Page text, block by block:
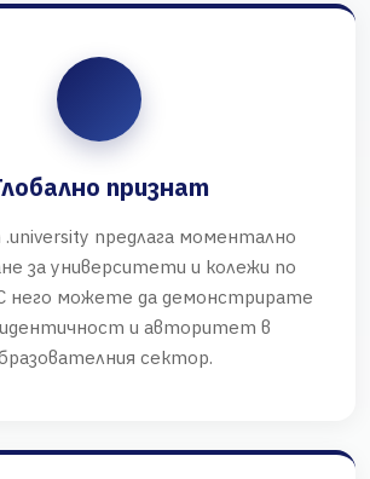
признат
предлага моментално
за университети и колежи по
него можете да демонстрирате
и авторитет в
сектор.